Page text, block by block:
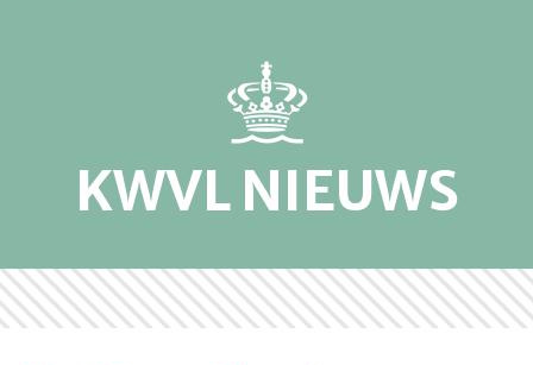
KWVL NIEUWS